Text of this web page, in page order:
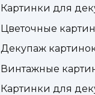
Картинки для
Цветочные
Декупаж
Винтажные
Картинки для